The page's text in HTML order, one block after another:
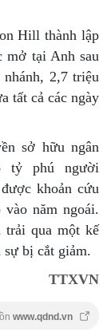
Hill thành lập
mở tại Anh sau
2,7 triệu
tất cả các ngày
sở hữu ngân
tỷ phú người
khoản cứu
năm ngoái.
qua một kế
sự bị cắt giảm.
TTXVN
www.qdnd.vn